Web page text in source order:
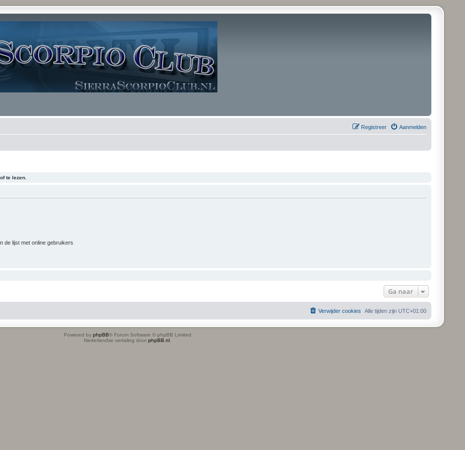
Aanmelden
Registreer
te lezen.
de lijst met online gebruikers
Ga naar
Alle tijden zijn UTC+01:00
Verwijder cookies
Powered by phpBB® Forum Software © phpBB Limited
Nederlandse vertaling door phpBB.nl.